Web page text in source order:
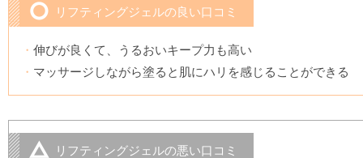
リフティングジェルの良い口コミ
伸びが良くて、うるおいキープ力も高い
マッサージしながら塗ると肌にハリを感じることができる
リフティングジェルの悪い口コミ